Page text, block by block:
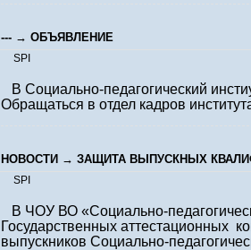
--- → ОБЪЯВЛЕНИЕ
SPI
В Социально-педагогический
Обращаться в отдел кадров
НОВОСТИ → ЗАЩИТА ВЫПУСКНЫХ
SPI
В ЧОУ ВО «Социально-
Государственных аттестационных
выпускников Социально-